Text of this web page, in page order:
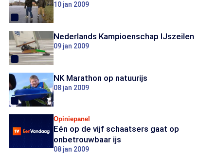
10 jan 2009
Nederlands Kampioenschap IJszeilen
09 jan 2009
NK Marathon op natuurijs
08 jan 2009
Opiniepanel
Eén op de vijf schaatsers gaat op
onbetrouwbaar ijs
08 jan 2009